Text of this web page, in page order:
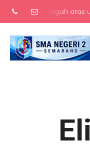
menengah atas